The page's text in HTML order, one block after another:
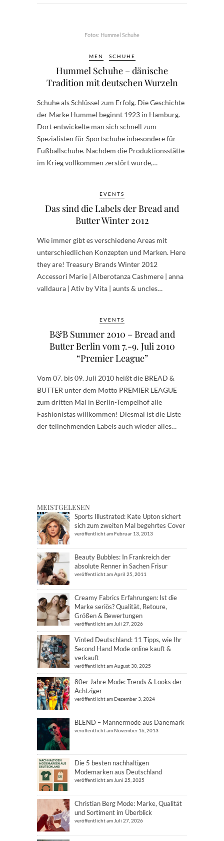
Fotos: Hummel Schuhe
MEN SCHUHE
Hummel Schuhe – dänische
Tradition mit deutschen Wurzeln
Schuhe als Schlüssel zum Erfolg. Die Geschichte
der Marke Hummel beginnt 1923 in Hamburg.
Dort entwickelte man sich schnell zum
Spezialisten für Sportschuhe inbesondere für
Fußballschuhe. Nachdem die Produktionsstätte
im Krieg vollkommen zerstört wurde,…
EVENTS
Das sind die Labels der Bread and
Butter Winter 2012
Wie immer gibt es verschiedene Areas mit
unterschiedlichen Konzepten und Marken. Here
they are! Treasury Brands Winter 2012
Accessori Marie | Alberotanza Cashmere | anna
valldaura | Ativ by Vita | aunts & uncles…
EVENTS
B&B Summer 2010 – Bread and
Butter Berlin vom 7.-9. Juli 2010
“Premier League”
Vom 07. bis 09. Juli 2010 heißt die BREAD &
BUTTER unter dem Motto PREMIER LEAGUE
zum dritten Mal in Berlin-Tempelhof alle
Fashionistas willkommen! Diesmal ist die Liste
der teilnehmenden Labels auch wieder alles…
MEISTGELESEN
Sports Illustrated: Kate Upton sichert
sich zum zweiten Mal begehrtes Cover
veröffentlicht am Februar 13, 2013
Beauty Bubbles: In Frankreich der
absolute Renner in Sachen Frisur
veröffentlicht am April 25, 2011
Creamy Fabrics Erfahrungen: Ist die
Marke seriös? Qualität, Retoure,
Größen & Bewertungen
veröffentlicht am Juli 27, 2026
Vinted Deutschland: 11 Tipps, wie Ihr
Second Hand Mode online kauft &
verkauft
veröffentlicht am August 30, 2025
80er Jahre Mode: Trends & Looks der
Achtziger
veröffentlicht am Dezember 3, 2024
BLEND – Männermode aus Dänemark
veröffentlicht am November 16, 2013
Die 5 besten nachhaltigen
Modemarken aus Deutschland
veröffentlicht am Juni 25, 2025
Christian Berg Mode: Marke, Qualität
und Sortiment im Überblick
veröffentlicht am Juli 27, 2026